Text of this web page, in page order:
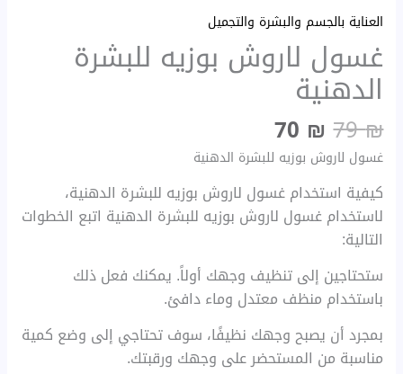
العناية بالجسم والبشرة والتجميل
غسول لاروش بوزيه للبشرة
الدهنية
79₪
70 ₪
غسول لاروش بوزيه للبشرة الدهنية
كيفية استخدام غسول لاروش بوزيه للبشرة الدهنية،
لاستخدام غسول لاروش بوزيه للبشرة الدهنية اتبع الخطوات
التالية:
ستحتاجين إلى تنظيف وجهك أولاً. يمكنك فعل ذلك
باستخدام منظف معتدل وماء دافئ.
بمجرد أن يصبح وجهك نظيفًا، سوف تحتاجي إلى وضع كمية
مناسبة من المستحضر على وجهك ورقبتك.